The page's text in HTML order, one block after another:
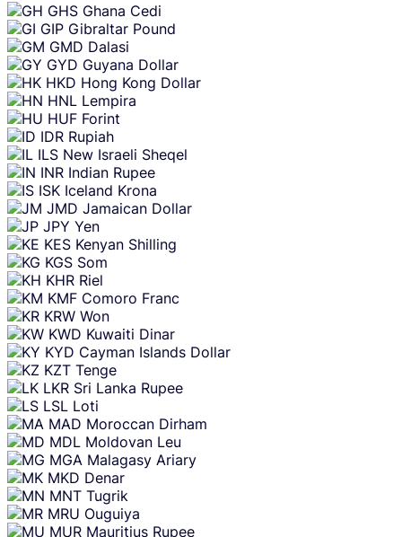
GHS Ghana Cedi
GIP Gibraltar Pound
GMD Dalasi
GYD Guyana Dollar
HKD Hong Kong Dollar
HNL Lempira
HUF Forint
IDR Rupiah
ILS New Israeli Sheqel
INR Indian Rupee
ISK Iceland Krona
JMD Jamaican Dollar
JPY Yen
KES Kenyan Shilling
KGS Som
KHR Riel
KMF Comoro Franc
KRW Won
KWD Kuwaiti Dinar
KYD Cayman Islands Dollar
KZT Tenge
LKR Sri Lanka Rupee
LSL Loti
MAD Moroccan Dirham
MDL Moldovan Leu
MGA Malagasy Ariary
MKD Denar
MNT Tugrik
MRU Ouguiya
MUR Mauritius Rupee